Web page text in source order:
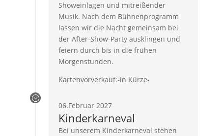
Showeinlagen und mitreißender
Musik. Nach dem Bühnenprogramm
lassen wir die Nacht gemeinsam bei
der After-Show-Party ausklingen und
feiern durch bis in die frühen
Morgenstunden.
Kartenvorverkauf:-in Kürze-
;
06.Februar 2027
Kinderkarneval
Bei unserem Kinderkarneval stehen